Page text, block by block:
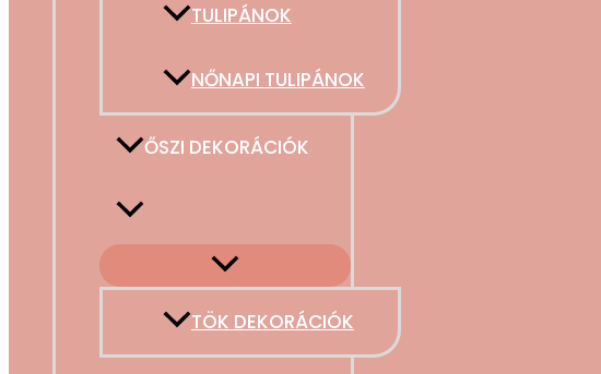
TULIPÁNOK
NŐNAPI TULIPÁNOK
ŐSZI DEKORÁCIÓK
TÖK DEKORÁCIÓK